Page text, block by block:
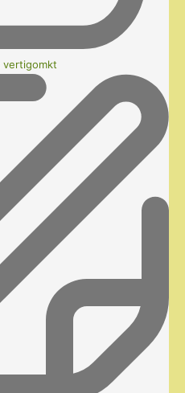
vertigomkt